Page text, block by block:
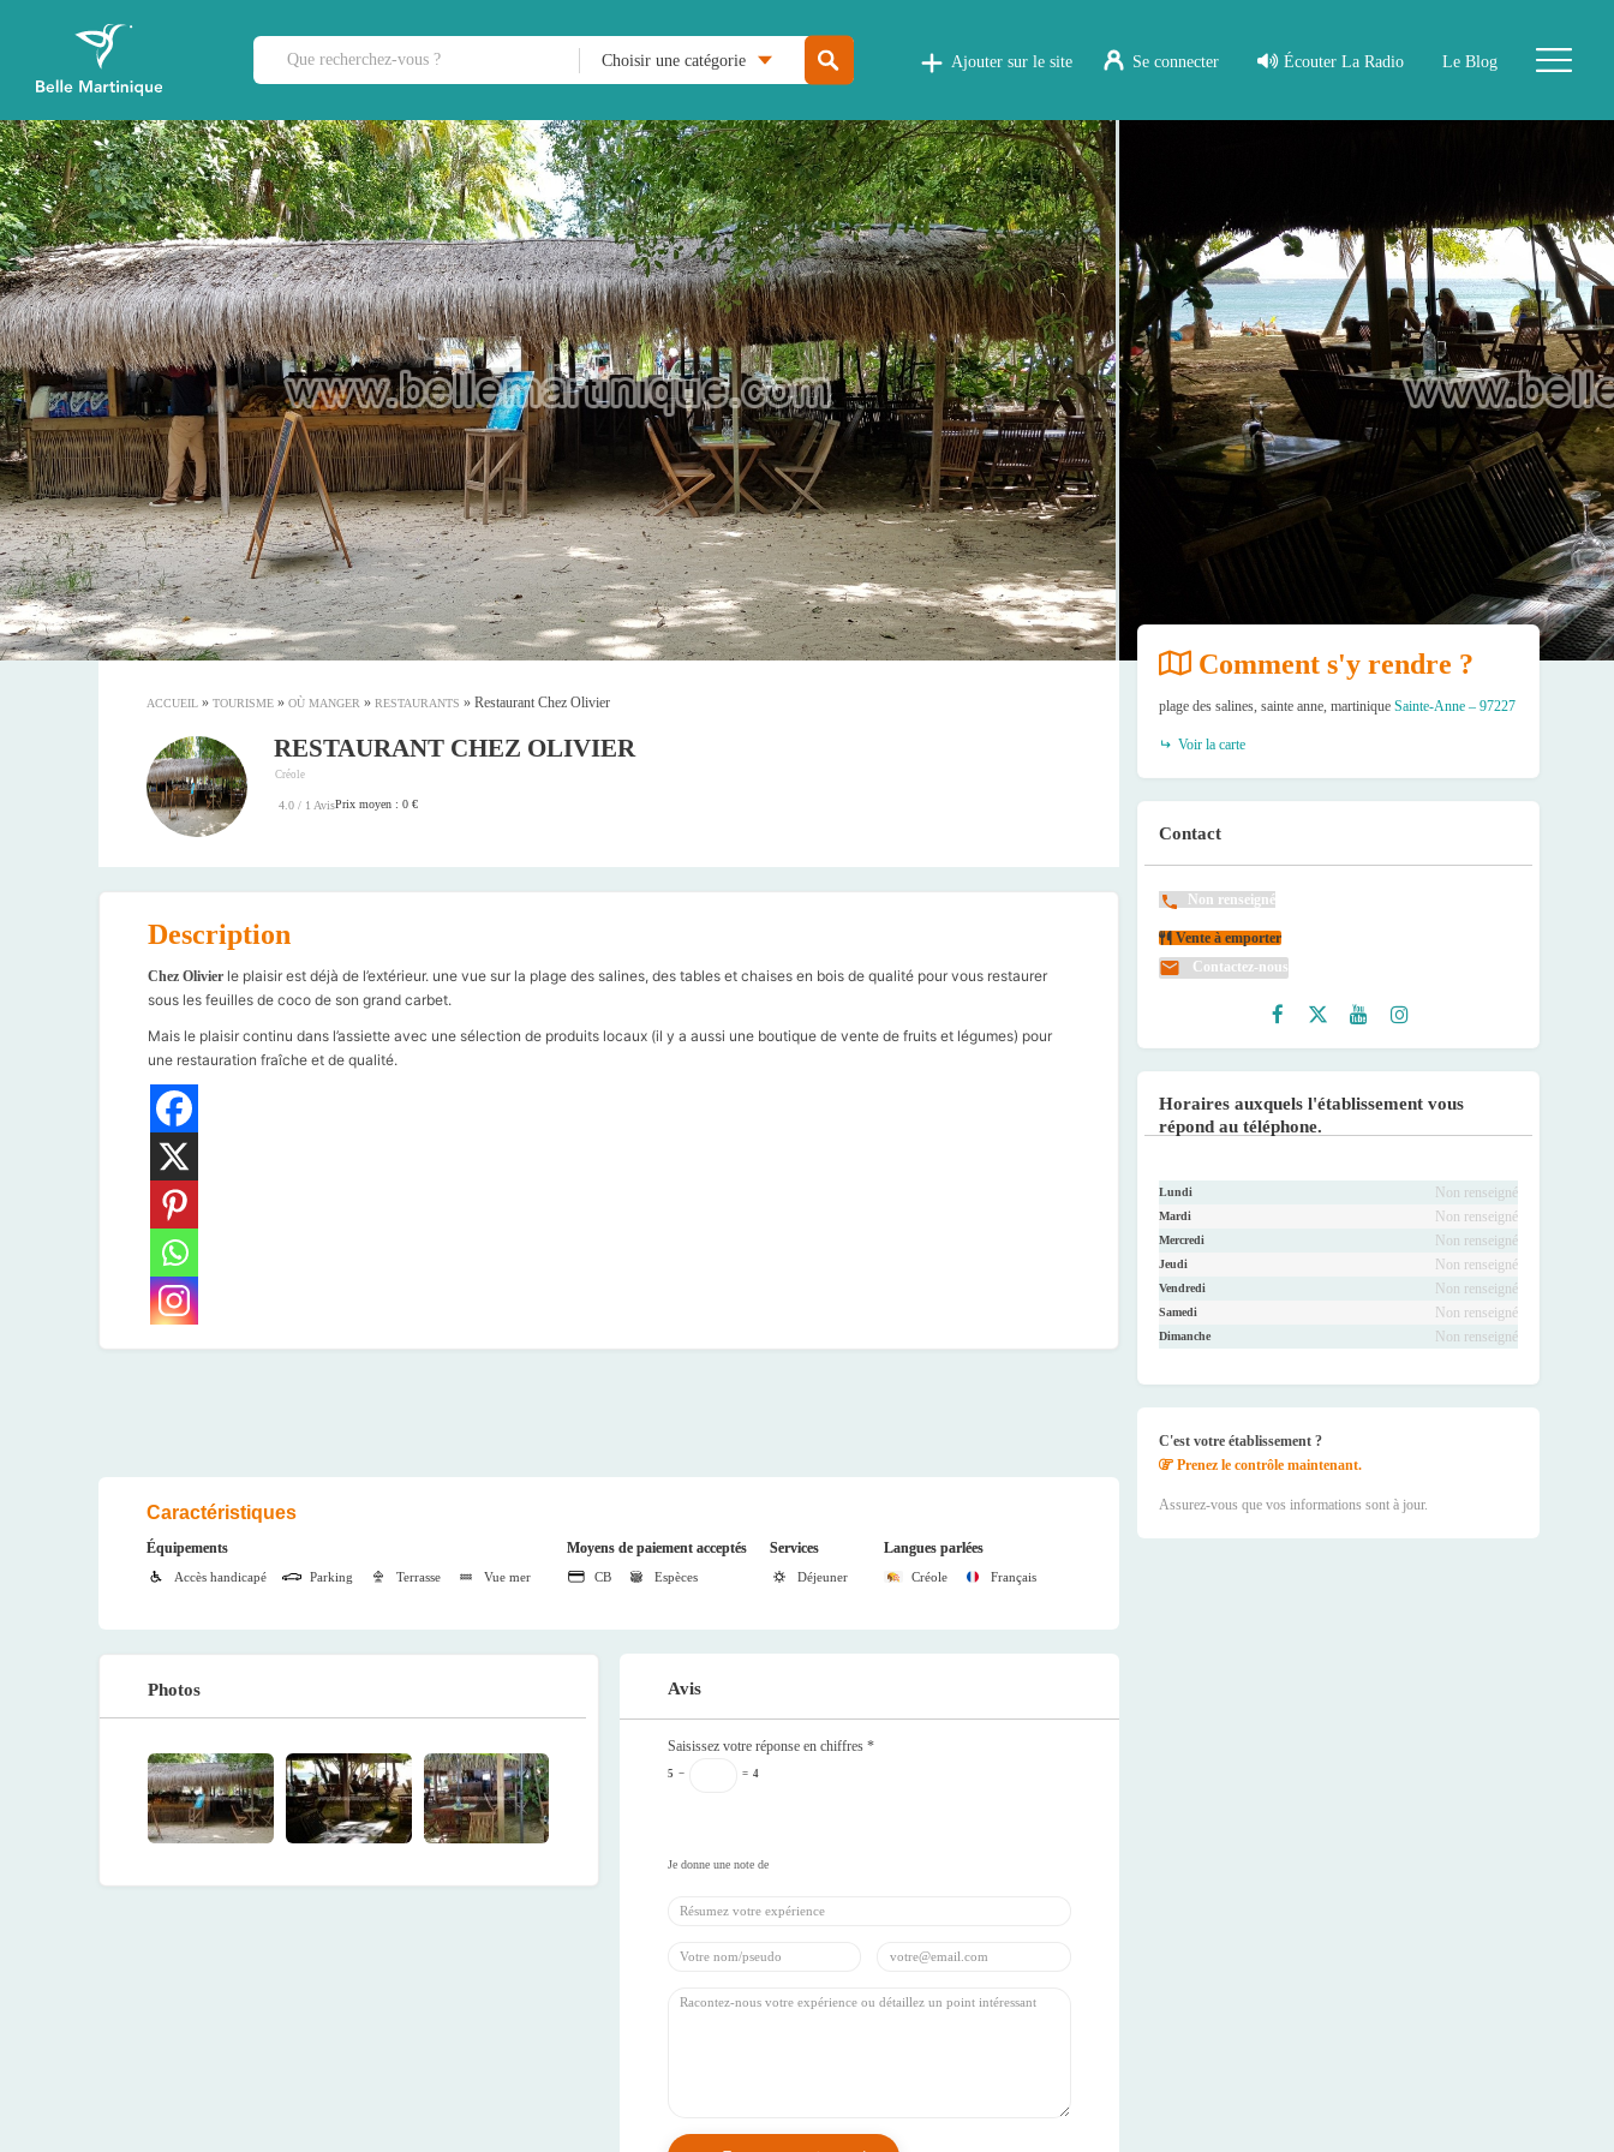
Choisir une catégorie Ajouter sur le site Se connecter Écouter La Radio Le Blog
ACCUEIL » TOURISME » OÙ MANGER » RESTAURANTS » Restaurant Chez Olivier
RESTAURANT CHEZ OLIVIER
Créole
4.0 / 1 AvisPrix moyen : 0 €
Description
Chez Olivier le plaisir est déjà de l’extérieur. une vue sur la plage des salines, des tables et chaises en bois de qualité pour vous restaurer
sous les feuilles de coco de son grand carbet.
Mais le plaisir continu dans l’assiette avec une sélection de produits locaux (il y a aussi une boutique de vente de fruits et légumes) pour
une restauration fraîche et de qualité.
Caractéristiques
Équipements
Accès handicapé Parking Terrasse Vue mer
Moyens de paiement acceptés
CB Espèces
Services
Déjeuner
Langues parlées
Créole Français
Photos Avis
Saisissez votre réponse en chiffres*
5 − = 4
Comment s'y rendre ?
plage des salines, sainte anne, martinique Sainte-Anne – 97227
Voir la carte
Contact
Non renseigné
Vente à emporter
Contactez-nous
Horaires auxquels l'établissement vous
répond au téléphone.
Lundi Non renseigné
Mardi Non renseigné
Mercredi Non renseigné
Jeudi Non renseigné
Vendredi Non renseigné
Samedi Non renseigné
Dimanche Non renseigné
C'est votre établissement ?
Prenez le contrôle maintenant.
Assurez-vous que vos informations sont à jour.